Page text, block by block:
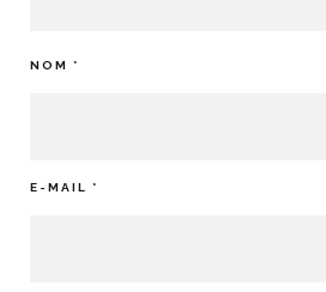
NOM *
E-MAIL *